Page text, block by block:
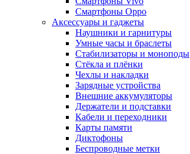
Смартфоны Oppo
Аксессуары и гаджеты
Наушники и гарнитуры
Умные часы и браслеты
Стабилизаторы и моноподы
Стёкла и плёнки
Чехлы и накладки
Зарядные устройства
Внешние аккумуляторы
Держатели и подставки
Кабели и переходники
Карты памяти
Диктофоны
Беспроводные метки